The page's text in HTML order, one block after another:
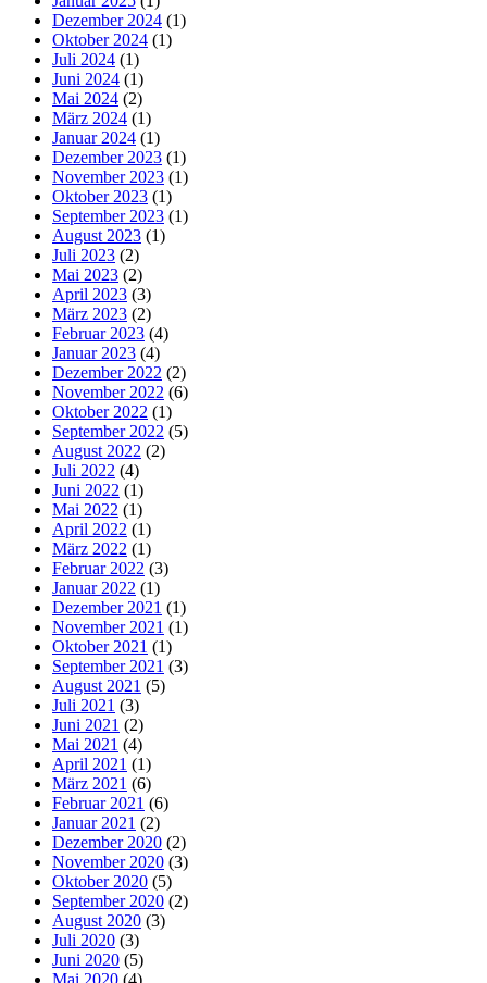
Dezember 2024 (1)
Oktober 2024 (1)
Juli 2024 (1)
Juni 2024 (1)
Mai 2024 (2)
März 2024 (1)
Januar 2024 (1)
Dezember 2023 (1)
November 2023 (1)
Oktober 2023 (1)
September 2023 (1)
August 2023 (1)
Juli 2023 (2)
Mai 2023 (2)
April 2023 (3)
März 2023 (2)
Februar 2023 (4)
Januar 2023 (4)
Dezember 2022 (2)
November 2022 (6)
Oktober 2022 (1)
September 2022 (5)
August 2022 (2)
Juli 2022 (4)
Juni 2022 (1)
Mai 2022 (1)
April 2022 (1)
März 2022 (1)
Februar 2022 (3)
Januar 2022 (1)
Dezember 2021 (1)
November 2021 (1)
Oktober 2021 (1)
September 2021 (3)
August 2021 (5)
Juli 2021 (3)
Juni 2021 (2)
Mai 2021 (4)
April 2021 (1)
März 2021 (6)
Februar 2021 (6)
Januar 2021 (2)
Dezember 2020 (2)
November 2020 (3)
Oktober 2020 (5)
September 2020 (2)
August 2020 (3)
Juli 2020 (3)
Juni 2020 (5)
Mai 2020 (4)